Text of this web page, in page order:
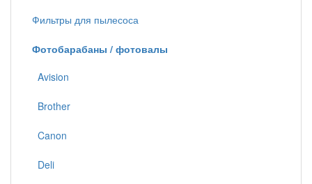
Фильтры для пылесоса
Фотобарабаны / фотовалы
Avision
Brother
Canon
Deli